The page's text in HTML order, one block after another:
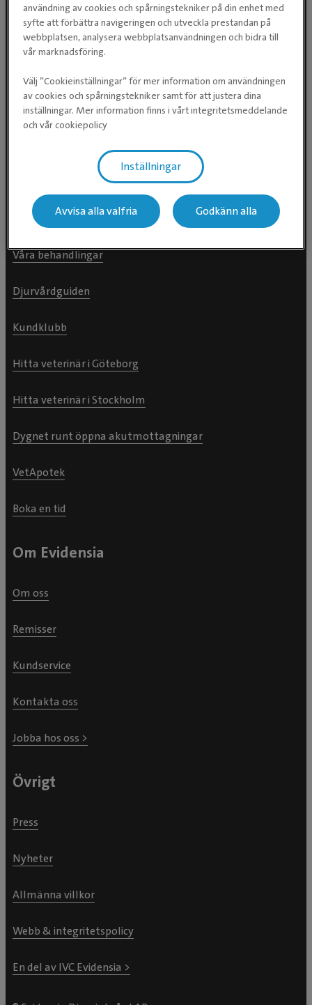
Evidensia Djursjukvård AB
Östhammarsgatan 74
115 28 Stockholm
Hitta hästklinik >
Våra behandlingar
Djurvårdguiden
Kundklubb
Hitta veterinär i Göteborg
Hitta veterinär i Stockholm
Dygnet runt öppna akutmottagningar
VetApotek
Boka en tid
Om Evidensia
Om oss
Remisser
Kundservice
Kontakta oss
Jobba hos oss >
Övrigt
Press
Nyheter
Allmänna villkor
Webb & integritetspolicy
En del av IVC Evidensia >
användning av cookies och spårningstekniker på din enhet med
syfte att förbättra navigeringen och utveckla prestandan på
webbplatsen, analysera webbplatsanvändningen och bidra till
vår marknadsföring.
Välj ”Cookieinställningar” för mer information om användningen
av cookies och spårningstekniker samt för att justera dina
inställningar. Mer information finns i vårt integritetsmeddelande
och vår cookiepolicy
Inställningar
Avvisa alla valfria Godkänn alla